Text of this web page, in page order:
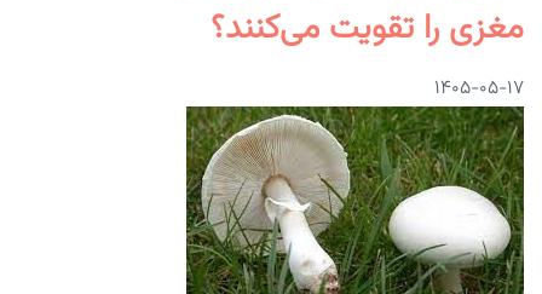
مغزی را تقویت می‌کنند؟
۱۴۰۵-۰۵-۱۷